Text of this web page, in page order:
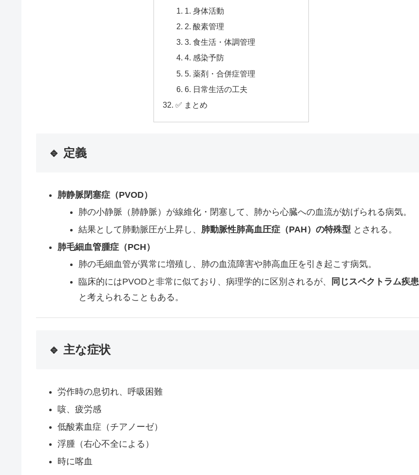
1. 身体活動
2. 酸素管理
3. 食生活・体調管理
4. 感染予防
5. 薬剤・合併症管理
6. 日常生活の工夫
✅ まとめ
🔹 定義
肺静脈閉塞症（PVOD）
肺の小静脈（肺静脈）が線維化・閉塞して、肺から心臓への血流が妨げられる病気。
結果として肺動脈圧が上昇し、 肺動脈性肺高血圧症（PAH）の特殊型 とされる。
肺毛細血管腫症（PCH）
肺の毛細血管が異常に増殖し、肺の血流障害や肺高血圧を引き起こす病気。
臨床的にはPVODと非常に似ており、病理学的に区別されるが、
同じスペクトラム疾患
と考えられることもある。
🔹 主な症状
労作時の息切れ、呼吸困難
咳、疲労感
低酸素血症（チアノーゼ）
浮腫（右心不全による）
時に喀血